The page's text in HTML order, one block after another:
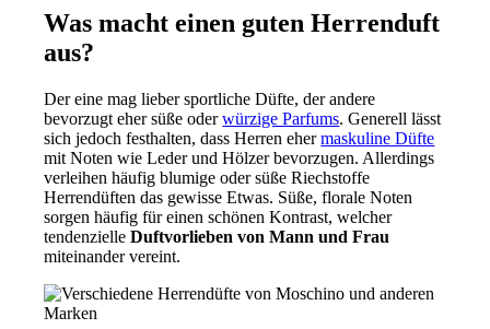
Was macht einen guten Herrenduft
aus?
Der eine mag lieber sportliche Düfte, der andere
bevorzugt eher süße oderwürzige Parfums. Generell lässt
sich jedoch festhalten, dass Herren ehermaskuline Düfte
mit Noten wie Leder und Hölzer bevorzugen. Allerdings
verleihen häufig blumige oder süße Riechstoffe
Herrendüften das gewisse Etwas. Süße, florale Noten
sorgen häufig für einen schönen Kontrast, welcher
tendenzielleDuftvorlieben von Mann und Frau
miteinander vereint.